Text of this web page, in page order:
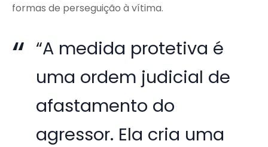
formas de perseguição à vítima.
“A medida protetiva é
uma ordem judicial de
afastamento do
agressor. Ela cria uma